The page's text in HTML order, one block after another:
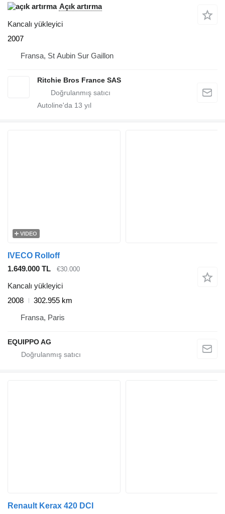
Açık artırma
Kancalı yükleyici
2007
Fransa, St Aubin Sur Gaillon
Ritchie Bros France SAS
Autoline'da 13 yıl
VIDEO
IVECO Rolloff
1.649.000 TL
€30.000
Kancalı yükleyici
2008
302.955 km
Fransa, Paris
EQUIPPO AG
Renault Kerax 420 DCI